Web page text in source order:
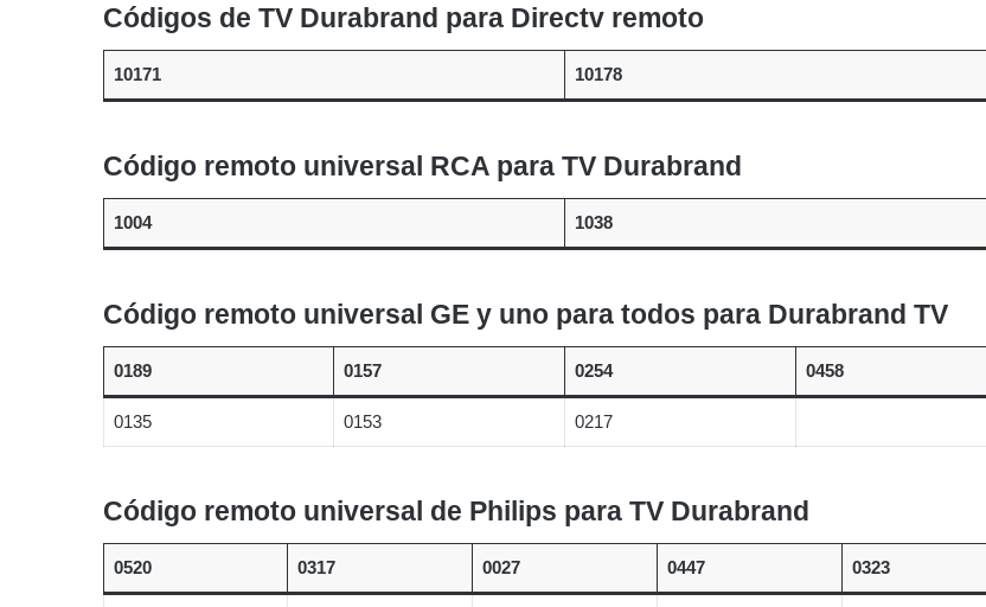
Códigos de TV Durabrand para Directv remoto
10171 10178
Código remoto universal RCA para TV Durabrand
1004 1038
Código remoto universal GE y uno para todos para Durabrand TV
0189 0157 0254 0458
0135 0153 0217
Código remoto universal de Philips para TV Durabrand
0520 0317 0027 0447 0323